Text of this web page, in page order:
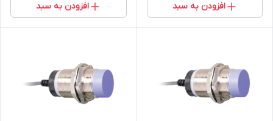
افزودن به سبد افزودن به سبد